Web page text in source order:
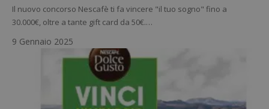
Il nuovo concorso Nescafè ti fa vincere "il tuo sogno" fino a
30.000€, oltre a tante gift card da 50€.…
9 Gennaio 2025